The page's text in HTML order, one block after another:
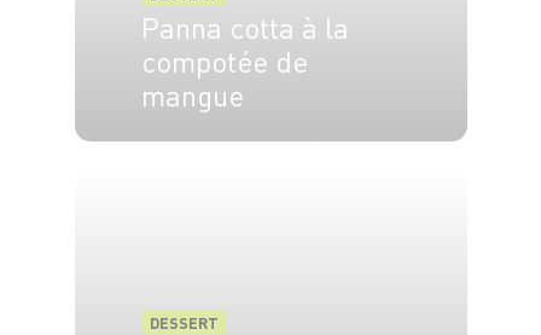
Panna cotta à la
compotée de
mangue
DESSERT